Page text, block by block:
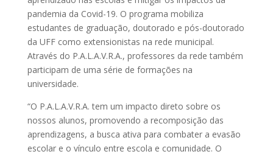
pandemia da Covid-19. O programa mobiliza
estudantes de graduação, doutorado e pós-doutorado
da UFF como extensionistas na rede municipal.
Através do P.A.L.A.V.R.A., professores da rede também
participam de uma série de formações na
universidade.
“O P.A.L.A.V.R.A. tem um impacto direto sobre os
nossos alunos, promovendo a recomposição das
aprendizagens, a busca ativa para combater a evasão
escolar e o vínculo entre escola e comunidade. O